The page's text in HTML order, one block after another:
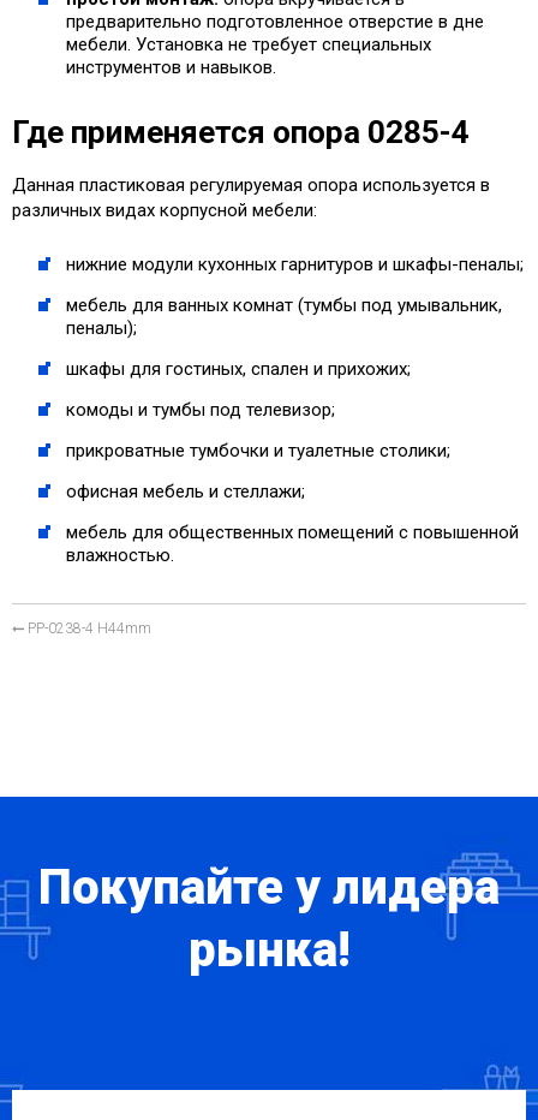
предварительно подготовленное отверстие в дне
мебели. Установка не требует специальных
инструментов и навыков.
Где применяется опора 0285-4
Данная пластиковая регулируемая опора используется в
различных видах корпусной мебели:
нижние модули кухонных гарнитуров и шкафы-пеналы;
мебель для ванных комнат (тумбы под умывальник,
пеналы);
шкафы для гостиных, спален и прихожих;
комоды и тумбы под телевизор;
прикроватные тумбочки и туалетные столики;
офисная мебель и стеллажи;
мебель для общественных помещений с повышенной
влажностью.
PP-0238-4 H44mm
Покупайте у лидера
рынка!